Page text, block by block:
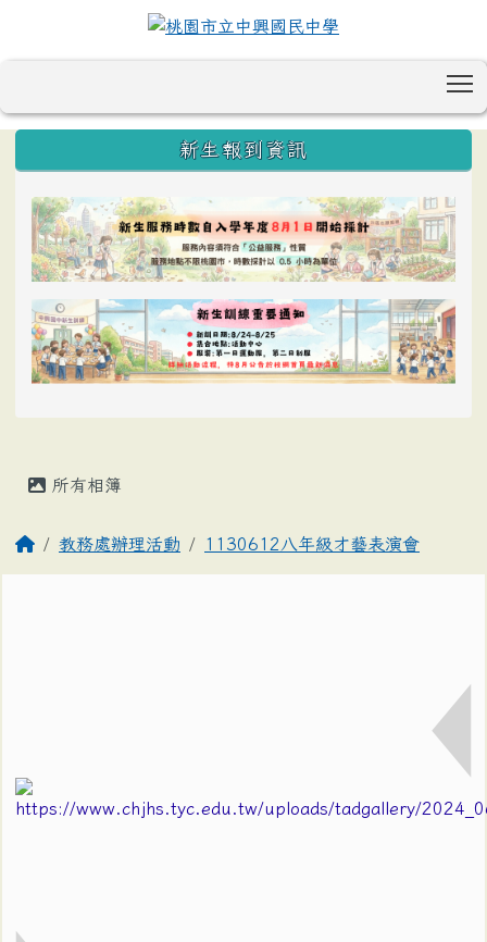
:::
新生報到資訊
所有相簿
教務處辦理活動 1130612八年級才藝表演會